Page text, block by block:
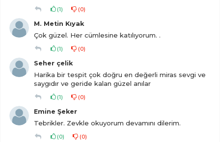
(1) (0)
M. Metin Kıyak
Çok güzel. Her cümlesine katılıyorum. .
(1) (0)
Seher çelik
Harika bir tespit çok doğru en değerli miras sevgi ve
saygıdır ve geride kalan güzel anılar
(1) (0)
Emine Şeker
Tebrikler. Zevkle okuyorum devamını dilerim.
(0) (0)